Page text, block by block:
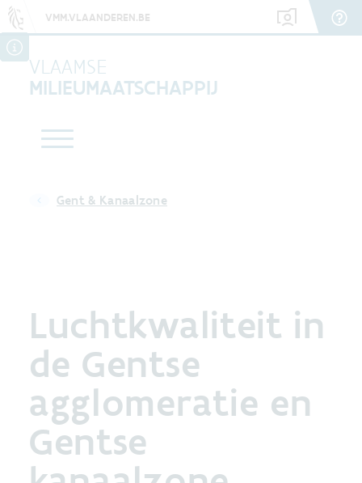
VMM.VLAANDEREN.BE
VLAAMSE
MILIEUMAATSCHAPPIJ
Gent & Kanaalzone
Luchtkwaliteit in
de Gentse
agglomeratie en
Gentse